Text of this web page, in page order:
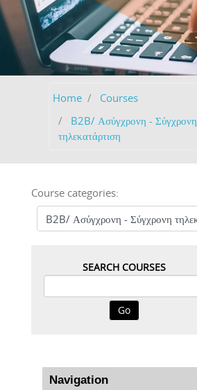
Home
Courses
B2B/ Ασύγχρονη - Σύγχρονη
τηλεκατάρτιση
Course categories:
SEARCH COURSES
Go
Navigation